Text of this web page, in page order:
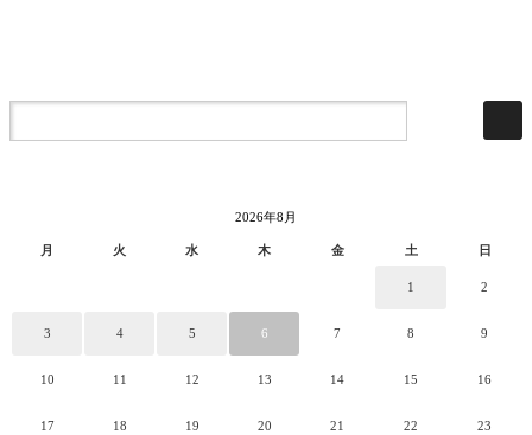
2026年8月
月 火 水 木 金 土 日
1 2
3 4 5 6 7 8 9
10 11 12 13 14 15 16
17 18 19 20 21 22 23